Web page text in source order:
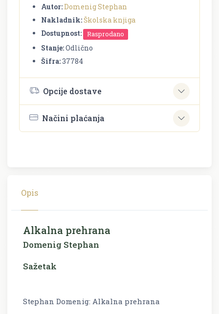
Autor:Domenig Stephan
Nakladnik:Školska knjiga
Dostupnost:
Rasprodano
Stanje:Odlično
Šifra:37784
Opcije dostave
Načini plaćanja
Opis
Alkalna prehrana
Domenig Stephan
Sažetak
Stephan Domenig: Alkalna prehrana